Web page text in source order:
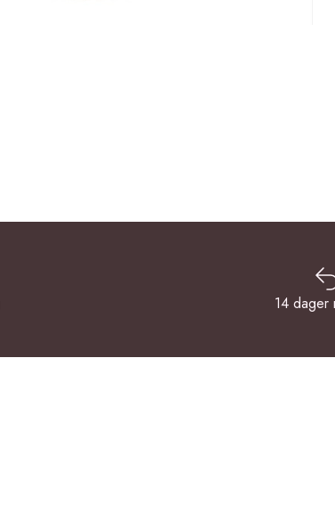
14 dager